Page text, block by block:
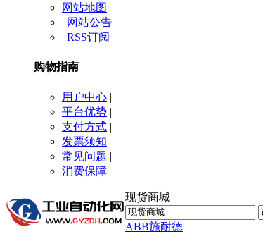
网站地图
| 网站公告
| RSS订阅
购物指南
用户中心 |
平台优势 |
支付方式 |
发票须知
常见问题 |
消费保障
现货商城
ABB施耐德